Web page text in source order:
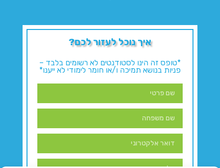
איך נוכל לעזור לכם?
*טופס זה הינו לסטודנטים לא רשומים בלבד –
פניות בנושא תמיכה ו/או חומר לימודי לא ייענו*